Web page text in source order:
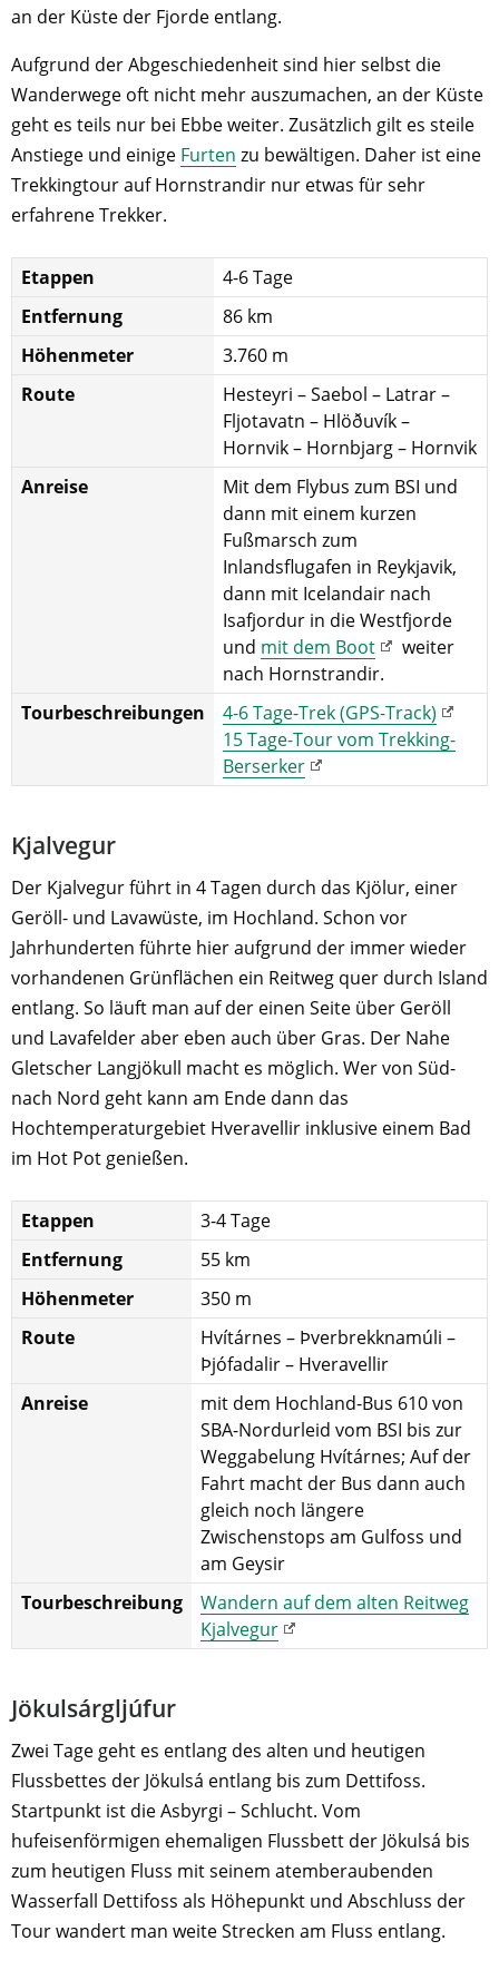
an der Küste der Fjorde entlang.
Aufgrund der Abgeschiedenheit sind hier selbst die
Wanderwege oft nicht mehr auszumachen, an der Küste
geht es teils nur bei Ebbe weiter. Zusätzlich gilt es steile
Anstiege und einige Furten zu bewältigen. Daher ist eine
Trekkingtour auf Hornstrandir nur etwas für sehr
erfahrene Trekker.
Etappen
4-6 Tage
Entfernung
86 km
Höhenmeter
3.760 m
Route
Hesteyri – Saebol – Latrar –
Fljotavatn – Hlöðuvík –
Hornvik – Hornbjarg – Hornvik
Anreise
Mit dem Flybus zum BSI und
dann mit einem kurzen
Fußmarsch zum
Inlandsflugafen in Reykjavik,
dann mit Icelandair nach
Isafjordur in die Westfjorde
und mit dem Boot
weiter
nach Hornstrandir.
Tourbeschreibungen
4-6 Tage-Trek (GPS-Track)
15 Tage-Tour vom Trekking-
Berserker
Kjalvegur
Der Kjalvegur führt in 4 Tagen durch das Kjölur, einer
Geröll- und Lavawüste, im Hochland. Schon vor
Jahrhunderten führte hier aufgrund der immer wieder
vorhandenen Grünflächen ein Reitweg quer durch Island
entlang. So läuft man auf der einen Seite über Geröll
und Lavafelder aber eben auch über Gras. Der Nahe
Gletscher Langjökull macht es möglich. Wer von Süd-
nach Nord geht kann am Ende dann das
Hochtemperaturgebiet Hveravellir inklusive einem Bad
im Hot Pot genießen.
Etappen
3-4 Tage
Entfernung
55 km
Höhenmeter
350 m
Route
Hvítárnes – Þverbrekknamúli –
Þjófadalir – Hveravellir
Anreise
mit dem Hochland-Bus 610 von
SBA-Nordurleid vom BSI bis zur
Weggabelung Hvítárnes; Auf der
Fahrt macht der Bus dann auch
gleich noch längere
Zwischenstops am Gulfoss und
am Geysir
Tourbeschreibung
Wandern auf dem alten Reitweg
Kjalvegur
Jökulsárgljúfur
Zwei Tage geht es entlang des alten und heutigen
Flussbettes der Jökulsá entlang bis zum Dettifoss.
Startpunkt ist die Asbyrgi – Schlucht. Vom
hufeisenförmigen ehemaligen Flussbett der Jökulsá bis
zum heutigen Fluss mit seinem atemberaubenden
Wasserfall Dettifoss als Höhepunkt und Abschluss der
Tour wandert man weite Strecken am Fluss entlang.